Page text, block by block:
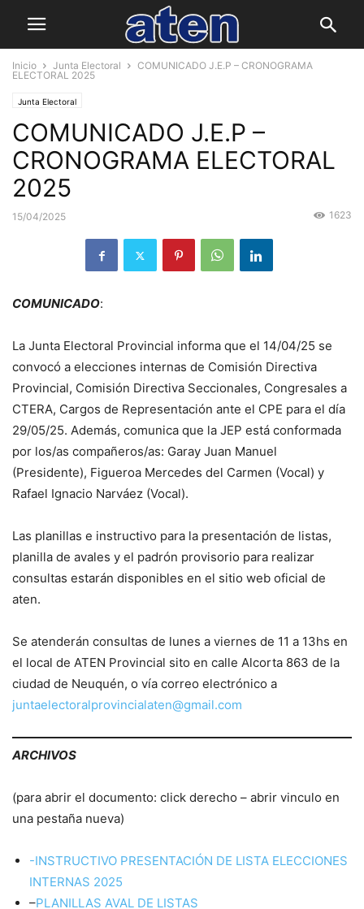
Inicio Junta Electoral
COMUNICADO J.E.P – CRONOGRAMA
ELECTORAL 2025
Junta Electoral
COMUNICADO J.E.P –
CRONOGRAMA ELECTORAL
2025
15/04/2025 1623
COMUNICADO:
La Junta Electoral Provincial informa que el 14/04/25 se
convocó a elecciones internas de Comisión Directiva
Provincial, Comisión Directiva Seccionales, Congresales a
CTERA, Cargos de Representación ante el CPE para el día
29/05/25. Además, comunica que la JEP está conformada
por los/as compañeros/as: Garay Juan Manuel
(Presidente), Figueroa Mercedes del Carmen (Vocal) y
Rafael Ignacio Narváez (Vocal).
Las planillas e instructivo para la presentación de listas,
planilla de avales y el padrón provisorio para realizar
consultas estarán disponibles en el sitio web oficial de
aten.
Se atenderán consultas de lunes a viernes de 11 a 13hs en
el local de ATEN Provincial sito en calle Alcorta 863 de la
ciudad de Neuquén, o vía correo electrónico a
juntaelectoralprovincialaten@gmail.com
ARCHIVOS
(para abrir el documento: click derecho – abrir vinculo en
una pestaña nueva)
-INSTRUCTIVO PRESENTACIÓN DE LISTA ELECCIONES
INTERNAS 2025
–PLANILLAS AVAL DE LISTAS